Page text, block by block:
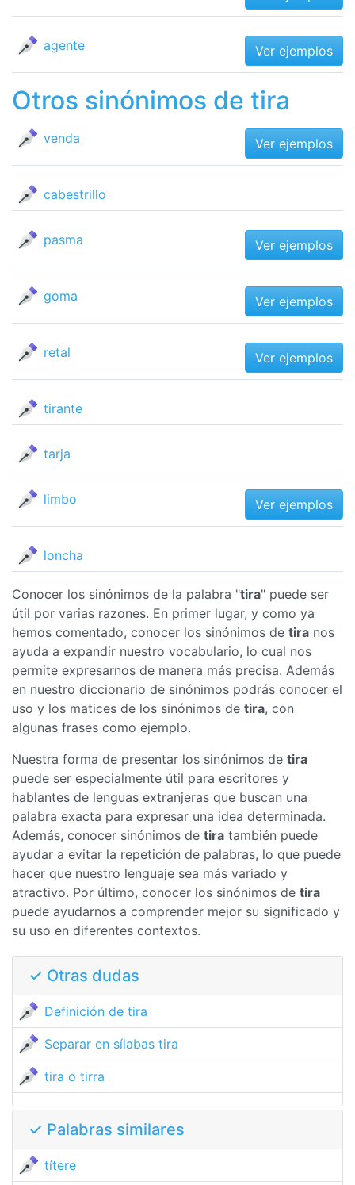
agente Ver ejemplos
Otros sinónimos de tira
venda Ver ejemplos
cabestrillo
pasma Ver ejemplos
goma Ver ejemplos
retal Ver ejemplos
tirante
tarja
limbo Ver ejemplos
loncha
Conocer los sinónimos de la palabra "tira" puede ser
útil por varias razones. En primer lugar, y como ya
hemos comentado, conocer los sinónimos de tira nos
ayuda a expandir nuestro vocabulario, lo cual nos
permite expresarnos de manera más precisa. Además
en nuestro diccionario de sinónimos podrás conocer el
uso y los matices de los sinónimos de tira, con
algunas frases como ejemplo.
Nuestra forma de presentar los sinónimos de tira
puede ser especialmente útil para escritores y
hablantes de lenguas extranjeras que buscan una
palabra exacta para expresar una idea determinada.
Además, conocer sinónimos de tira también puede
ayudar a evitar la repetición de palabras, lo que puede
hacer que nuestro lenguaje sea más variado y
atractivo. Por último, conocer los sinónimos de tira
puede ayudarnos a comprender mejor su significado y
su uso en diferentes contextos.
✓ Otras dudas
Definición de tira
Separar en sílabas tira
tira o tirra
✓ Palabras similares
títere